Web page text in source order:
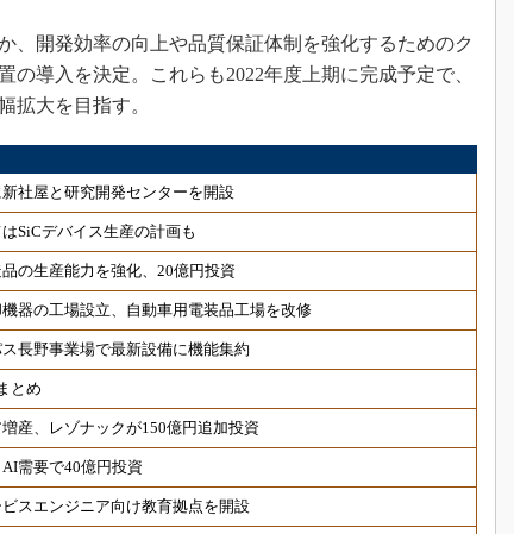
新型コロナへの対応
、開発効率の向上や品質保証体制を強化するためのク
の導入を決定。これらも2022年度上期に完成予定で、
拡大を目指す。
社屋と研究開発センターを開設
SiCデバイス生産の計画も
の生産能力を強化、20億円投資
器の工場設立、自動車用電装品工場を改修
長野事業場で最新設備に機能集約
とめ
産、レゾナックが150億円追加投資
需要で40億円投資
スエンジニア向け教育拠点を開設